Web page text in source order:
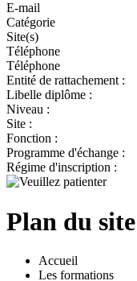
E-mail
Catégorie
Site(s)
Téléphone
Téléphone
Entité de rattachement :
Libelle diplôme :
Niveau :
Site :
Fonction :
Programme d'échange :
Régime d'inscription :
Plan du site
Accueil
Les formations